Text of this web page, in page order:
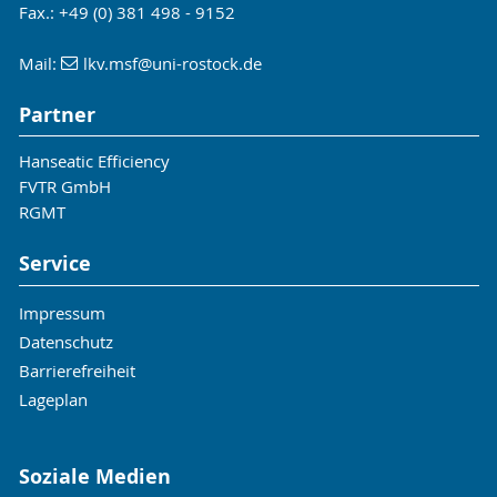
Rostock, 2021
Henke, B., Glauner, M.; Schleef, K., Cepelak,
S., Andree, S., Buchholz, B.; "Potential for
reduction in medium speed dual fuel
engines"; 6. Rostocker Großmotorentagung
2020; 03.-04. September 2020; ISBN: 978-3-
Andree, S., Buchholz, B.; "Investigation of the
Dual-Fuel Combustion Process with Different
Pilot Injector Positions" ; CIMAC Congress
2019; 10.-13. Juni 2019; Vancouver, Kanada
Andree, S., Goryntsev, D., Theile, M., Henke,
B., Schleef, K., Tap, F., Buchholz, B., Hassel, E.,
reaction mechanisms", ASME 2019 Internal
Fax.: +49 (0) 381 498 - 9152
Mail: lkv.msf@uni-rostock.de
Partner
Hanseatic Efficiency
FVTR GmbH
RGMT
Service
Impressum
Datenschutz
Barrierefreiheit
Lageplan
Soziale Medien